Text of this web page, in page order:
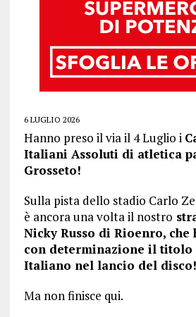
6 LUGLIO 2026
Hanno preso il via il 4 Luglio i
Italiani Assoluti di atletica
Grosseto!
Sulla pista dello stadio Carlo
è ancora una volta il nostro
Nicky Russo di Rioenro, che
con determinazione il titolo
Italiano nel lancio del disco!
Ma non finisce qui.